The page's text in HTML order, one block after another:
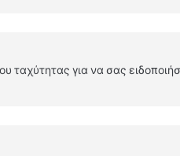
ταχύτητας για να σας